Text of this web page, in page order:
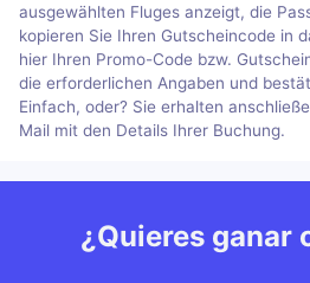
ausgewählten Fluges anzeigt, die
kopieren Sie Ihren Gutscheincode in
hier Ihren Promo-Code bzw.
die erforderlichen Angaben und
Einfach, oder? Sie erhalten
Mail mit den Details Ihrer Buchung.
¿Quieres ganar